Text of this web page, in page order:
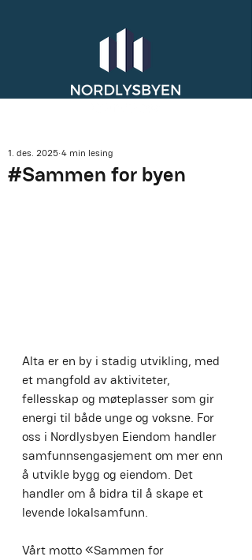
#Sammen for byen
1. des. 2025 4 min lesing
Alta er en by i stadig utvikling, med
et mangfold av aktiviteter,
fellesskap og møteplasser som gir
energi til både unge og voksne. For
oss i Nordlysbyen Eiendom handler
samfunnsengasjement om mer enn
å utvikle bygg og eiendom. Det
handler om å bidra til å skape et
levende lokalsamfunn.
Vårt motto «Sammen for